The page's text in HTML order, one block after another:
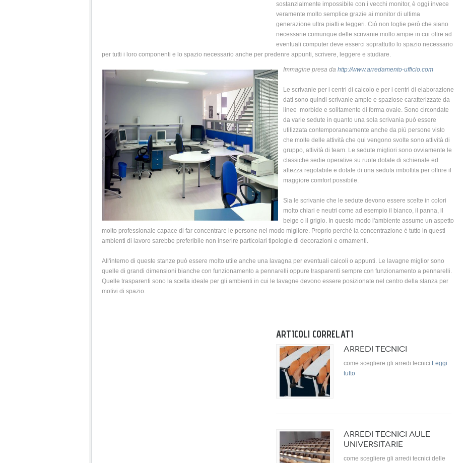
sostanzialmente impossibile con i vecchi monitor, è oggi invece
veramente molto semplice grazie ai monitor di ultima
generazione ultra piatti e leggeri. Ciò non toglie però che siano
necessarie comunque delle scrivanie molto ampie in cui oltre ad
eventuali computer deve esserci soprattutto lo spazio necessario
per tutti i loro componenti e lo spazio necessario anche per predenre appunti, scrivere, leggere e studiare.
Immagine presa da http://www.arredamento-ufficio.com
Le scrivanie per i centri di calcolo e per i centri di elaborazione
dati sono quindi scrivanie ampie e spaziose caratterizzate da
linee morbide e solitamente di forma ovale. Sono circondate
da varie sedute in quanto una sola scrivania può essere
utilizzata contemporaneamente anche da più persone visto
che molte delle attività che qui vengono svolte sono attività di
gruppo, attività di team. Le sedute migliori sono ovviamente le
classiche sedie operative su ruote dotate di schienale ed
altezza regolabile e dotate di una seduta imbottita per offrire il
maggiore comfort possibile.
Sia le scrivanie che le sedute devono essere scelte in colori
molto chiari e neutri come ad esempio il bianco, il panna, il
beige o il grigio. In questo modo l'ambiente assume un aspetto
molto professionale capace di far concentrare le persone nel modo migliore. Proprio perchè la concentrazione è tutto in questi
ambienti di lavoro sarebbe preferibile non inserire particolari tipologie di decorazioni e ornamenti.
All'interno di queste stanze può essere molto utile anche una lavagna per eventuali calcoli o appunti. Le lavagne miglior sono
quelle di grandi dimensioni bianche con funzionamento a pennarelli oppure trasparenti sempre con funzionamento a pennarelli.
Quelle trasparenti sono la scelta ideale per gli ambienti in cui le lavagne devono essere posizionate nel centro della stanza per
motivi di spazio.
ARTICOLI CORRELATI
ARREDI TECNICI
come scegliere gli arredi tecnici Leggi
tutto
ARREDI TECNICI AULE
UNIVERSITARIE
come scegliere gli arredi tecnici delle